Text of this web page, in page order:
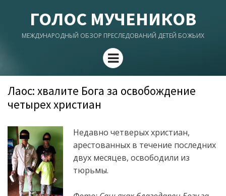
ГОЛОС МУЧЕНИКОВ
МЕЖДУНАРОДНЫЙ ОБЗОР ПРЕСЛЕДОВАНИЙ ДЕТЕЙ БОЖЬИХ
Menu
Лаос: хвалите Бога за освобождение
четырех христиан
Недавно четверых христиан,
арестованных в течение последних
двух месяцев, освободили из
тюрьмы.